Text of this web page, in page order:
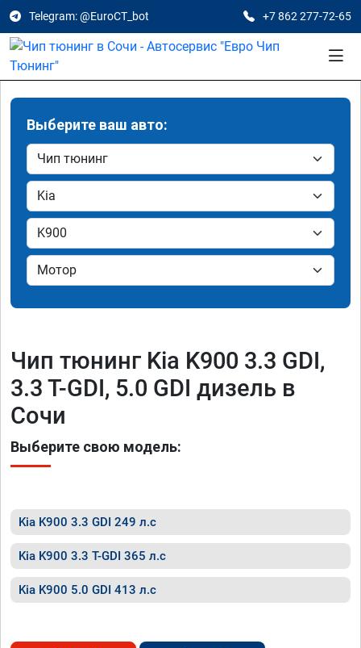
Telegram: @EuroCT_bot +7 862 277-72-65
Выберите ваш авто:
Чип тюнинг Kia K900 3.3 GDI,
3.3 T-GDI, 5.0 GDI дизель в
Сочи
Выберите свою модель:
Kia K900 3.3 GDI 249 л.с
Kia K900 3.3 T-GDI 365 л.с
Kia K900 5.0 GDI 413 л.с